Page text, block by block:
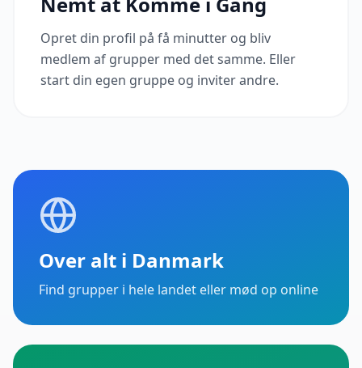
Opret din profil på få minutter og bliv
medlem af grupper med det samme. Eller
start din egen gruppe og inviter andre.
Over alt i Danmark
Find grupper i hele landet eller mød op online